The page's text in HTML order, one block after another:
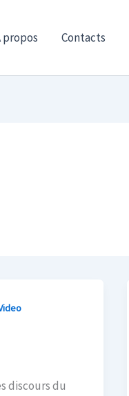
propos Contacts
discours du